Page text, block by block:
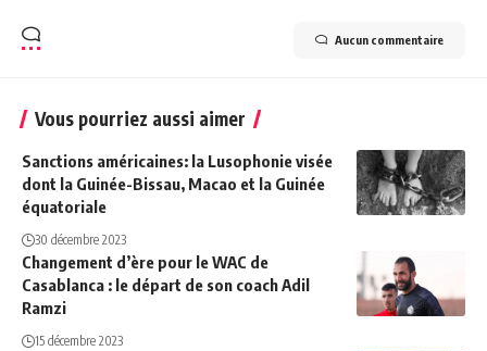
Aucun commentaire
Vous pourriez aussi aimer
Sanctions américaines: la Lusophonie visée
dont la Guinée-Bissau, Macao et la Guinée
équatoriale
30 décembre 2023
Changement d’ère pour le WAC de
Casablanca : le départ de son coach Adil
Ramzi
15 décembre 2023